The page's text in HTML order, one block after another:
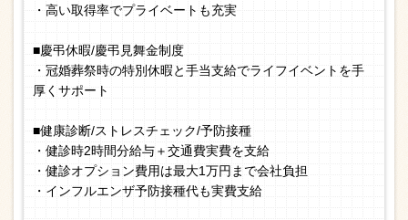
・高い取得率でプライベートも充実
■慶弔休暇/慶弔見舞金制度
・冠婚葬祭時の特別休暇と手当支給でライフイベントを手
厚くサポート
■健康診断/ストレスチェック/予防接種
・健診時2時間分給与＋交通費実費を支給
・健診オプション費用は最大1万円まで会社負担
・インフルエンザ予防接種代も実費支給